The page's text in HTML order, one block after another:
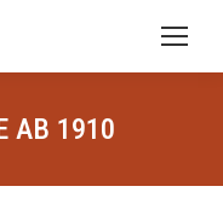
AB 1910